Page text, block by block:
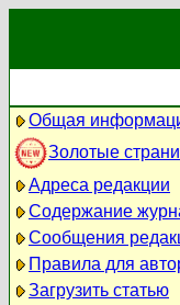
Общая
Золотые
Адреса редакции
Содержание
Сообщения
Правила для
Загрузить статью